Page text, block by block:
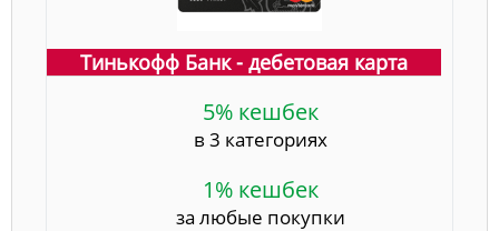
Тинькофф Банк - дебетовая карта
5% кешбек
в 3 категориях
1% кешбек
за любые покупки